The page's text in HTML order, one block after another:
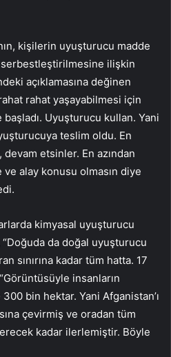
kişilerin uyuşturucu madde
serbestleştirilmesine ilişkin
açıklamasına değinen
rahat yaşayabilmesi için
başladı. Uyuşturucu kullan. Yani
teslim oldu. En
devam etsinler. En azından
ve alay konusu olmasın diye
kimyasal uyuşturucu
da doğal uyuşturucu
sınırına kadar tüm hatta. 17
insanların
bin hektar. Yani Afganistan’ı
çevirmiş ve oradan tüm
kadar ilerlemiştir. Böyle